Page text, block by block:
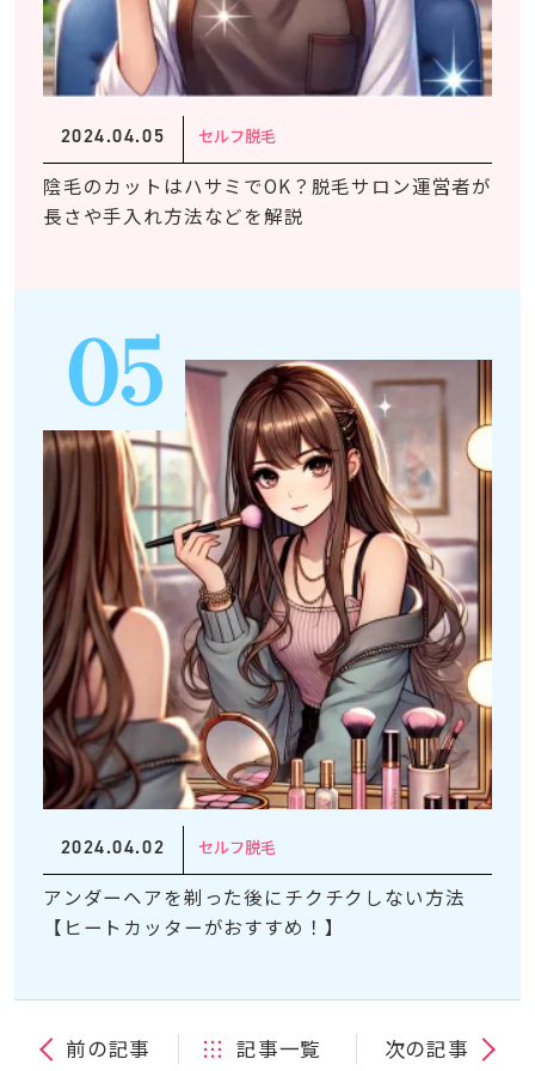
2024.04.05 セルフ脱毛
陰毛のカットはハサミでOK？脱毛サロン運営者が
長さや手入れ方法などを解説
05
2024.04.02 セルフ脱毛
アンダーヘアを剃った後にチクチクしない方法
【ヒートカッターがおすすめ！】
前の記事 記事一覧 次の記事